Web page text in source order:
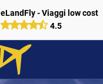
eLandFly - Viaggi low cost
4.5